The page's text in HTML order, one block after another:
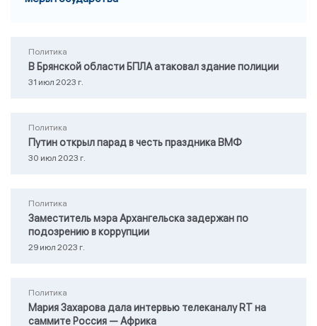
Политика
В Брянской области БПЛА атаковал здание полиции
31 июл 2023 г.
Политика
Путин открыл парад в честь праздника ВМФ
30 июл 2023 г.
Политика
Заместитель мэра Архангельска задержан по
подозрению в коррупции
29 июл 2023 г.
Политика
Мария Захарова дала интервью телеканалу RТ на
саммите Россия — Африка